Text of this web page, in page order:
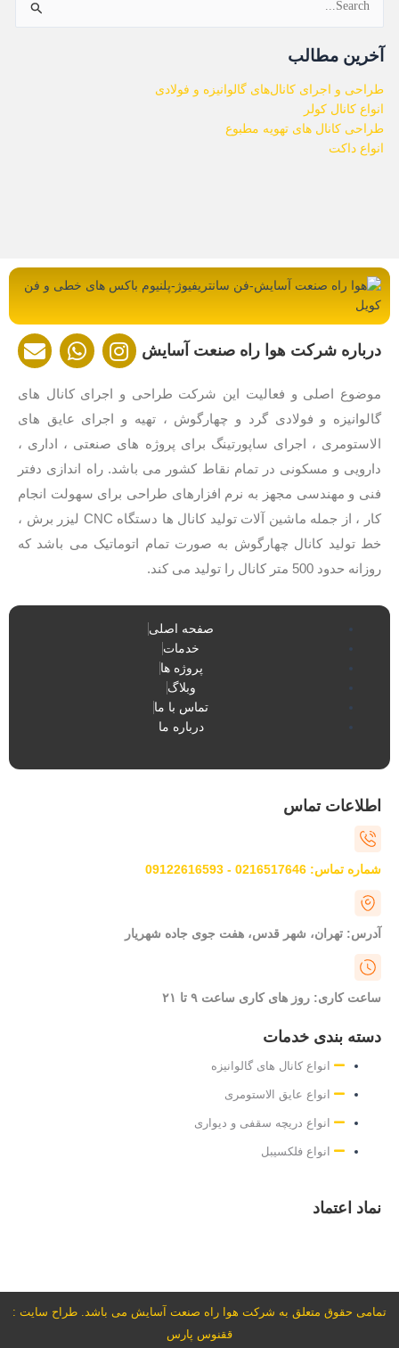
جستجو
برای:
آخرین مطالب
طراحی و اجرای کانال‌های گالوانیزه و فولادی
انواع کانال کولر
طراحی کانال های تهویه مطبوع
انواع داکت
درباره شرکت هوا راه صنعت آسایش
I
n
s
t
a
g
r
a
m
W
h
a
s
a
p
p
E
n
v
e
l
o
p
e
موضوع اصلی و فعالیت این شرکت طراحی و اجرای کانال های
گالوانیزه و فولادی گرد و چهارگوش ، تهیه و اجرای عایق های
الاستومری ، اجرای ساپورتینگ برای پروژه های صنعتی ، اداری ،
دارویی و مسکونی در تمام نقاط کشور می باشد. راه اندازی دفتر
فنی و مهندسی مجهز به نرم افزارهای طراحی برای سهولت انجام
کار ، از جمله ماشین آلات تولید کانال ها دستگاه CNC لیزر برش ،
خط تولید کانال چهارگوش به صورت تمام اتوماتیک می باشد که
روزانه حدود 500 متر کانال را تولید می کند.
صفحه اصلی
خدمات
پروژه ها
وبلاگ
تماس با ما
درباره ما
اطلاعات تماس
شماره تماس: 0216517646 - 09122616593
آدرس: تهران، شهر قدس، هفت جوی جاده شهریار
ساعت کاری: روز های کاری ساعت ۹ تا ۲۱
دسته بندی خدمات
انواع کانال های گالوانیزه
انواع عایق الاستومری
انواع دریچه سقفی و دیواری
انواع فلکسیبل
نماد اعتماد
تمامی حقوق متعلق به شرکت هوا راه صنعت آسایش می باشد. طراح سایت :
ققنوس پارس